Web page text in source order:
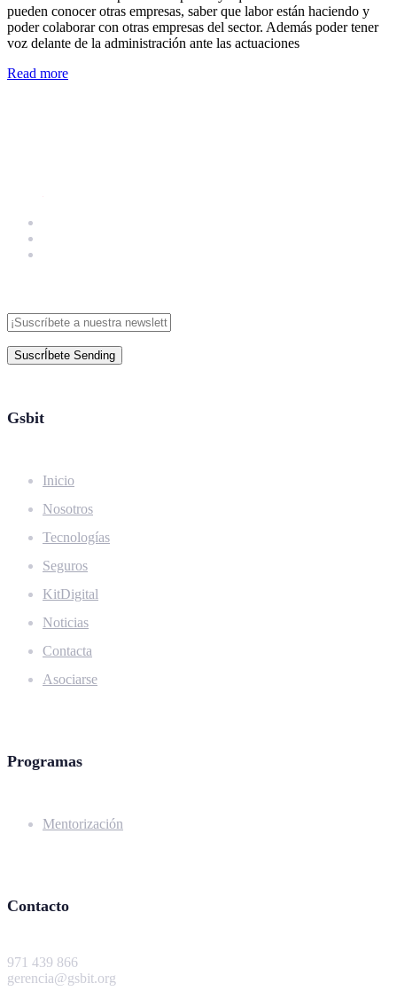
pueden conocer otras empresas, saber que labor están haciendo y
poder colaborar con otras empresas del sector. Además poder tener
voz delante de la administración ante las actuaciones
Read more
SuscrÍbete Sending
Gsbit
Inicio
Nosotros
Tecnologías
Seguros
KitDigital
Noticias
Contacta
Asociarse
Programas
Mentorización
Contacto
971 439 866
gerencia@gsbit.org